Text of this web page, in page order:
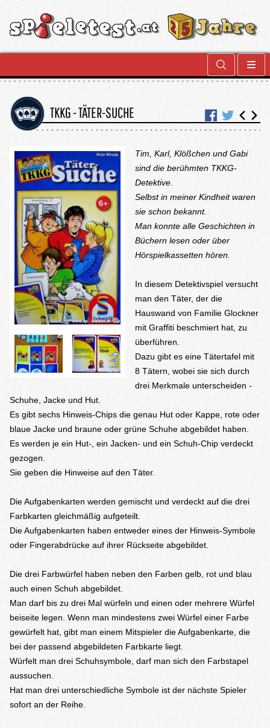
TKKG - TÄTER-SUCHE
Tim, Karl, Klößchen und Gabi
sind die berühmten TKKG-
Detektive.
Selbst in meiner Kindheit waren
sie schon bekannt.
Man konnte alle Geschichten in
Büchern lesen oder über
Hörspielkassetten hören.
In diesem Detektivspiel versucht
man den Täter, der die
Hauswand von Familie Glockner
mit Graffiti beschmiert hat, zu
überführen.
Dazu gibt es eine Tätertafel mit
8 Tätern, wobei sie sich durch
drei Merkmale unterscheiden -
Schuhe, Jacke und Hut.
Es gibt sechs Hinweis-Chips die genau Hut oder Kappe, rote oder
blaue Jacke und braune oder grüne Schuhe abgebildet haben.
Es werden je ein Hut-, ein Jacken- und ein Schuh-Chip verdeckt
gezogen.
Sie geben die Hinweise auf den Täter.
Die Aufgabenkarten werden gemischt und verdeckt auf die drei
Farbkarten gleichmäßig aufgeteilt.
Die Aufgabenkarten haben entweder eines der Hinweis-Symbole
oder Fingerabdrücke auf ihrer Rückseite abgebildet.
Die drei Farbwürfel haben neben den Farben gelb, rot und blau
auch einen Schuh abgebildet.
Man darf bis zu drei Mal würfeln und einen oder mehrere Würfel
beiseite legen. Wenn man mindestens zwei Würfel einer Farbe
gewürfelt hat, gibt man einem Mitspieler die Aufgabenkarte, die
bei der passend abgebildeten Farbkarte liegt.
Würfelt man drei Schuhsymbole, darf man sich den Farbstapel
aussuchen.
Hat man drei unterschiedliche Symbole ist der nächste Spieler
sofort an der Reihe.